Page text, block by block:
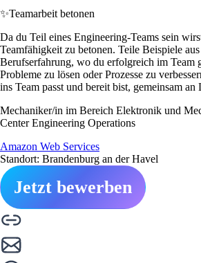
✨Teamarbeit betonen
Da du Teil eines Engineering-Teams sein
Teamfähigkeit zu betonen. Teile Beispiele
Berufserfahrung, wo du erfolgreich im Team
Probleme zu lösen oder Prozesse zu
ins Team passt und bereit bist, gemeinsam an
Mechaniker/in im Bereich Elektronik und
Center Engineering Operations
Amazon Web Services
Standort: Brandenburg an der Havel
Jetzt bewerben